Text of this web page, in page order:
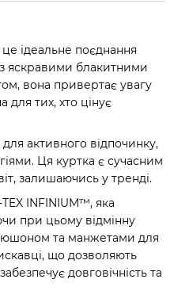
ідеальне поєднання
яскравими блакитними
вона привертає увагу
для тих, хто цінує
активного відпочинку,
Ця куртка є сучасним
залишаючись у тренді.
INFINIUM™, яка
при цьому відмінну
та манжетами для
що дозволяють
довговічність та